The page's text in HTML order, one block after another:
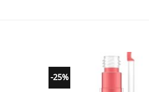
-25%